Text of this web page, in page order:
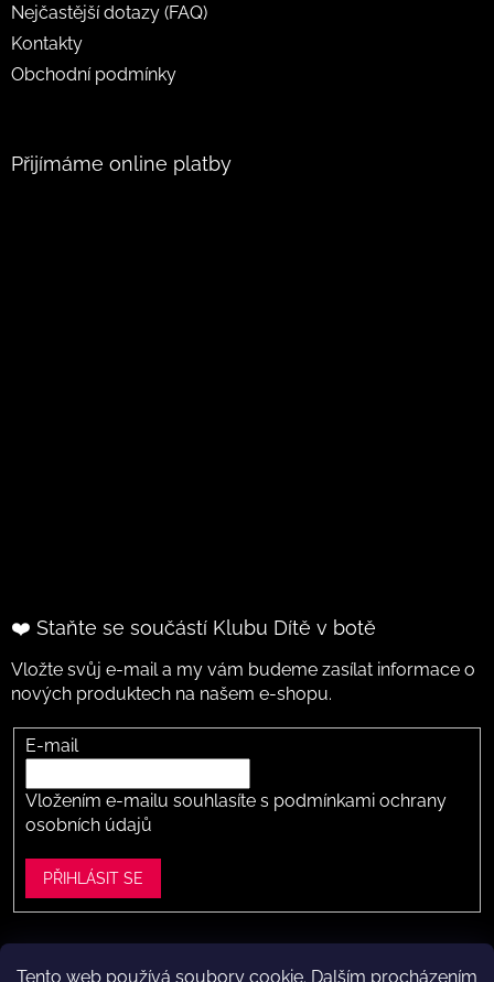
Tento web používá soubory cookie. Dalším procházením
Nejčastější dotazy (FAQ)
Kontakty
Obchodní podmínky
Přijímáme online platby
❤️ Staňte se součástí Klubu Dítě v botě
Vložte svůj e-mail a my vám budeme zasílat informace o
nových produktech na našem e-shopu.
E-mail
Vložením e-mailu souhlasíte s podmínkami ochrany
osobních údajů
PŘIHLÁSIT SE
Vytvořil Shoptet